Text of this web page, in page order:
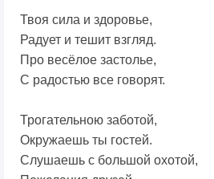
Твоя сила и здоровье,
Радует и тешит взгляд.
Про весёлое застолье,
С радостью все говорят.
Трогательною заботой,
Окружаешь ты гостей.
Слушаешь с большой охотой,